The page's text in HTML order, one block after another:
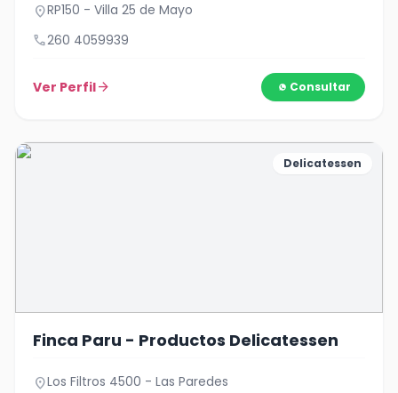
location_onRP150 - Villa 25 de Mayo
call260 4059939
Ver Perfilarrow_forward Consultar
Delicatessen
Finca Paru - Productos Delicatessen
location_onLos Filtros 4500 - Las Paredes